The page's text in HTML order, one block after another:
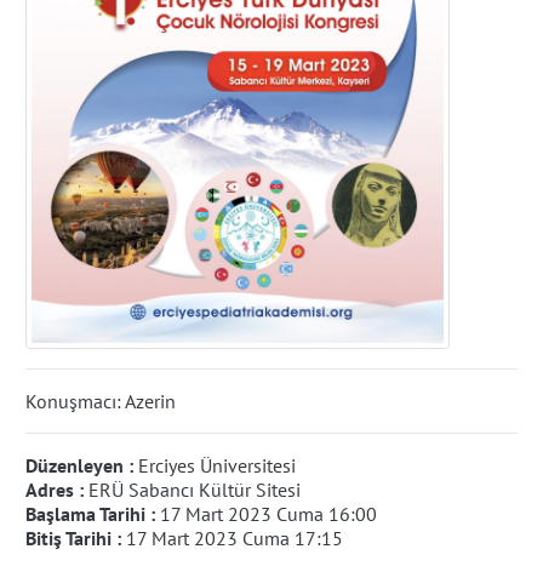
Konuşmacı: Azerin
Düzenleyen : Erciyes Üniversitesi
Adres : ERÜ Sabancı Kültür Sitesi
Başlama Tarihi : 17 Mart 2023 Cuma 16:00
Bitiş Tarihi : 17 Mart 2023 Cuma 17:15